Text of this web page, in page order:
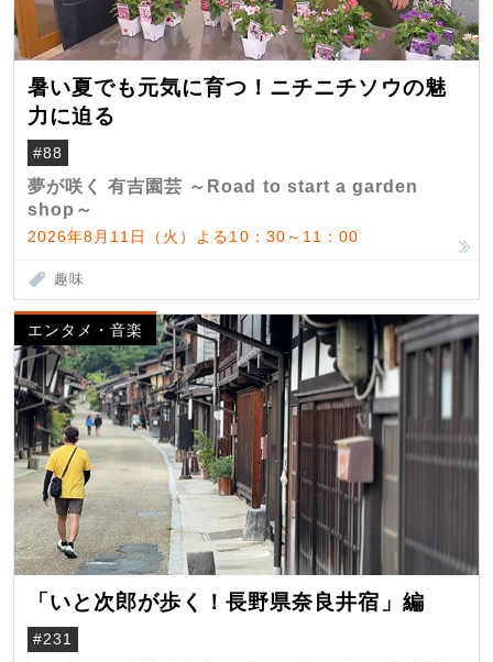
暑い夏でも元気に育つ！ニチニチソウの魅
力に迫る
#88
夢が咲く 有吉園芸 ～Road to start a garden
shop～
2026年8月11日（火）よる10：30～11：00
趣味
エンタメ・音楽
「いと次郎が歩く！長野県奈良井宿」編
#231